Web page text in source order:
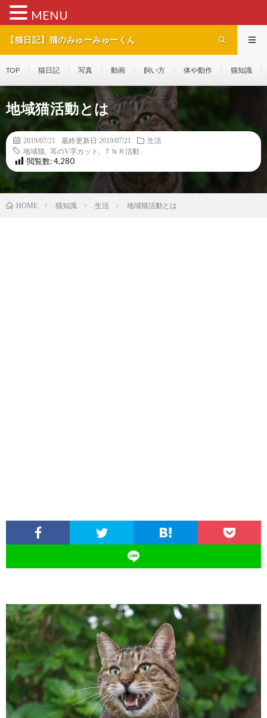
【猫日記】猫のみゅーみゅーくん
TOP 猫日記 写真 動画 飼い方 体や動作 猫知識
地域猫活動とは
2019/07/21 最終更新日:2019/07/21
生活
地域猫
耳のV字カット ＴＮＲ活動
閲覧数:4,280
HOME 猫知識 生活 地域猫活動とは
MENU